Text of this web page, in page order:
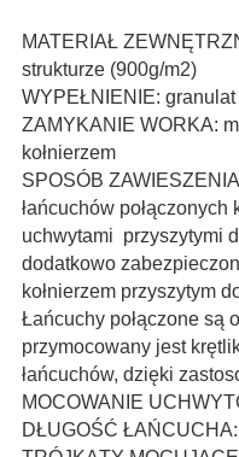
MATERIAŁ
strukturze (900g/m2)
WYPEŁNIENIE:
ZAMYKANIE WORKA:
kołnierzem
SPOSÓB ZAWIESZENIA
łańcuchów
uchwytami przyszytymi
dodatkowo
kołnierzem przyszytym
Łańcuchy połączone są
przymocowany jest
łańcuchów, dzięki
MOCOWANIE
DŁUGOŚĆ